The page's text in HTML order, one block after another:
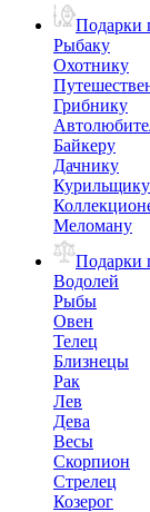
Подарки
Рыбаку
Охотнику
Грибнику
Байкеру
Дачнику
Курильщику
Меломану
Подарки
Водолей
Рыбы
Овен
Телец
Близнецы
Рак
Лев
Дева
Весы
Скорпион
Стрелец
Козерог